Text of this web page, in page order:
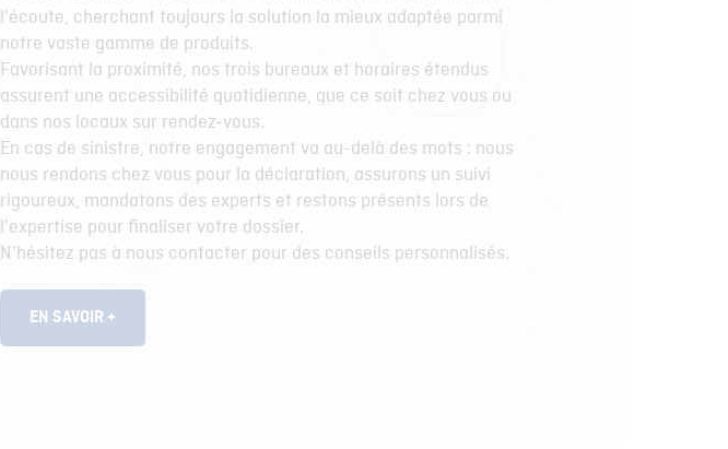
l'écoute, cherchant toujours la solution la mieux adaptée parmi
notre vaste gamme de produits.
Favorisant la proximité, nos trois bureaux et horaires étendus
assurent une accessibilité quotidienne, que ce soit chez vous ou
dans nos locaux sur rendez-vous.
En cas de sinistre, notre engagement va au-delà des mots : nous
nous rendons chez vous pour la déclaration, assurons un suivi
rigoureux, mandatons des experts et restons présents lors de
l'expertise pour finaliser votre dossier.
N'hésitez pas à nous contacter pour des conseils personnalisés.
EN SAVOIR +